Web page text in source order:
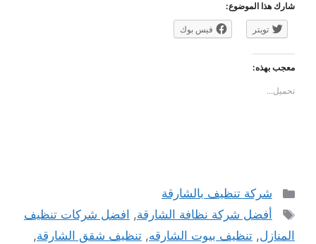
شارك هذا الموضوع:
تويتر فيس بوك
معجب بهذه:
تحميل...
التصنيفات
شركة تنظيف بالشارقة
الوسوم
أفضل شركة نظافة الشارقة, افضل شركات تنظيف
المنازل, تنظيف بيوت الشارقه, تنظيف شقق الشارقة,